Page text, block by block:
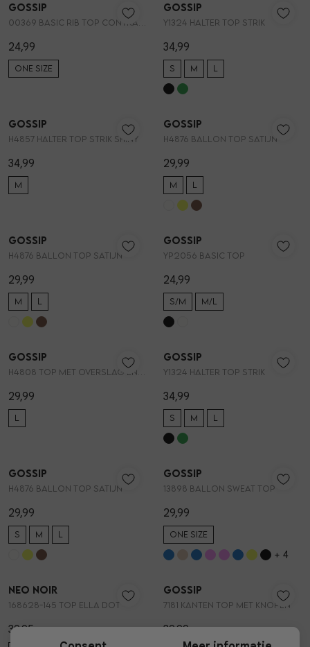
1/2
Gossip
24,99
ONE SIZE
1/2
Gossip
Y1324 HALTER TOP STRIK
34,99
S M L
1/2
Gossip
H4857 HALTER TOP STRIK SHINY
34,99
M
1/2
Gossip
H4876 BALLON TOP SATIJN
29,99
M L
1/2
Gossip
H4876 BALLON TOP SATIJN
29,99
M L
1/2
Gossip
YP2056 BASIC TOP
24,99
S/M M/L
1/2
Gossip
29,99
L
1/2
Gossip
Y1324 HALTER TOP STRIK
34,99
S M L
1/2
Gossip
H4876 BALLON TOP SATIJN
29,99
S M L
1/2
Gossip
13898 BALLON SWEAT TOP
29,99
+ 4
ONE SIZE
1/2
Neo Noir
168628-145 TOP ELLA DOT
39,95
1/2
Gossip
7181 KANTEN TOP MET KNOPEN
39,99